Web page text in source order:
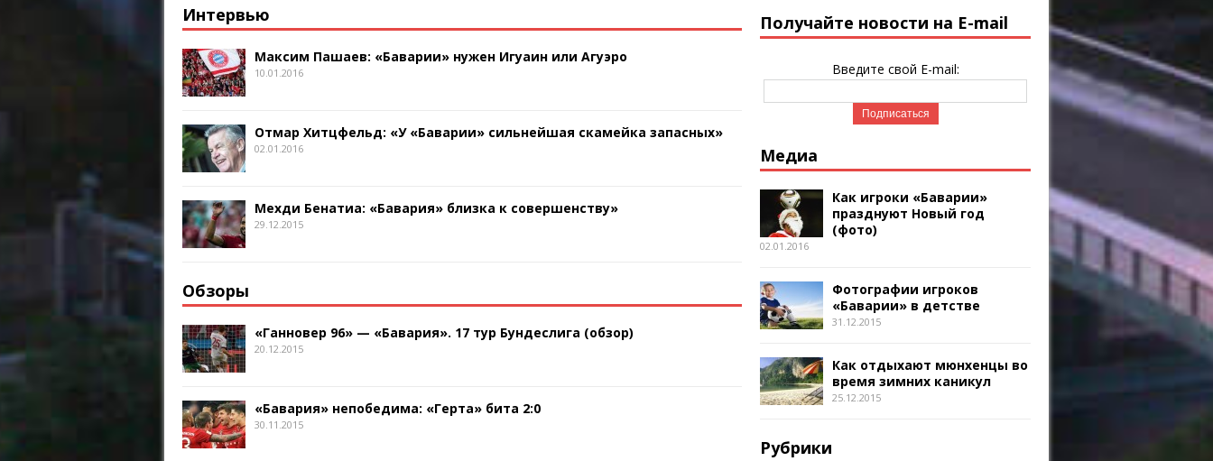
Интервью
Максим Пашаев: «Баварии» нужен Игуаин или Агуэро
10.01.2016
Отмар Хитцфельд: «У «Баварии» сильнейшая скамейка запасных»
02.01.2016
Мехди Бенатиа: «Бавария» близка к совершенству»
29.12.2015
Обзоры
«Ганновер 96» — «Бавария». 17 тур Бундеслига (обзор)
20.12.2015
«Бавария» непобедима: «Герта» бита 2:0
30.11.2015
Получайте новости на E-mail
Введите свой E-mail:
Медиа
Как игроки «Баварии»
празднуют Новый год
(фото)
02.01.2016
Фотографии игроков
«Баварии» в детстве
31.12.2015
Как отдыхают мюнхенцы во
время зимних каникул
25.12.2015
Рубрики